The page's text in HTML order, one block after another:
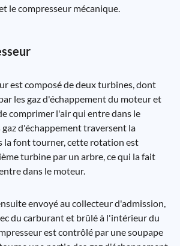
le compresseur mécanique.
est composé de deux turbines, dont
les gaz d'échappement du moteur et
comprimer l'air qui entre dans le
gaz d'échappement traversent la
la font tourner, cette rotation est
turbine par un arbre, ce qui la fait
dans le moteur.
envoyé au collecteur d'admission,
du carburant et brûlé à l'intérieur du
est contrôlé par une soupape